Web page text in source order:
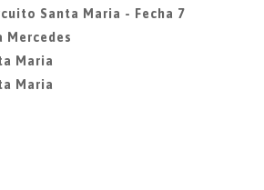
Santa Maria - Fecha 7
Mercedes
Maria
Maria